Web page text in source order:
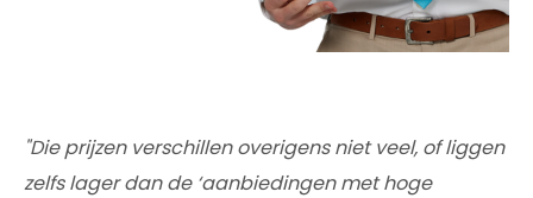
"Die prijzen verschillen overigens niet veel, of liggen
zelfs lager dan de ‘aanbiedingen met hoge